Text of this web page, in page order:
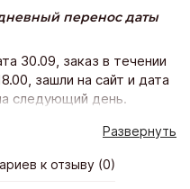
перенос даты
30.09, заказ в течении
зашли на сайт и дата
следующий день.
корректность
также заказ не был
контактным номерам не
Развернуть
к отзыву (0)